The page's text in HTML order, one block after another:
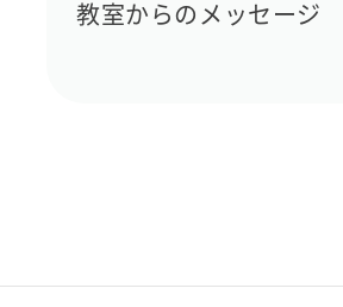
教室からのメッセージ